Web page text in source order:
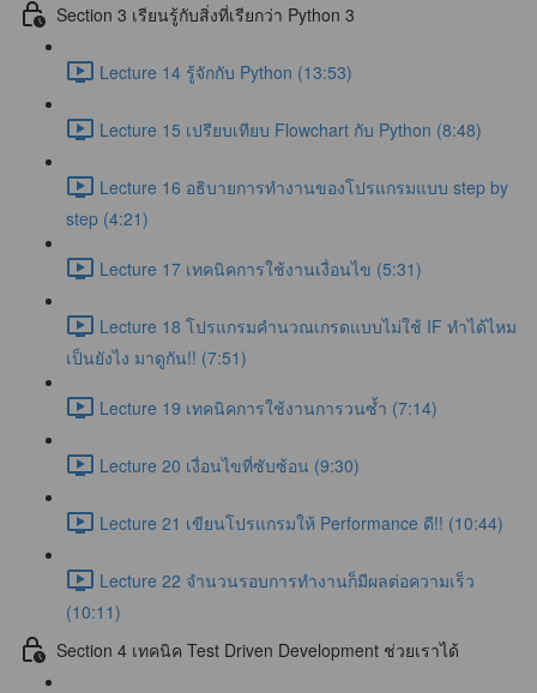
Section 3 เรียนรู้กับสิ่งที่เรียกว่า Python 3
Lecture 14 รู้จักกับ Python (13:53)
Lecture 15 เปรียบเทียบ Flowchart กับ Python (8:48)
Lecture 16 อธิบายการทำงานของโปรแกรมแบบ step by
step (4:21)
Lecture 17 เทคนิคการใช้งานเงื่อนไข (5:31)
Lecture 18 โปรแกรมคำนวณเกรดแบบไม่ใช้ IF ทำได้ไหม
เป็นยังไง มาดูกัน!! (7:51)
Lecture 19 เทคนิคการใช้งานการวนซ้ำ (7:14)
Lecture 20 เงื่อนไขที่ซับซ้อน (9:30)
Lecture 21 เขียนโปรแกรมให้ Performance ดี!! (10:44)
Lecture 22 จำนวนรอบการทำงานก็มีผลต่อความเร็ว
(10:11)
Section 4 เทคนิค Test Driven Development ช่วยเราได้